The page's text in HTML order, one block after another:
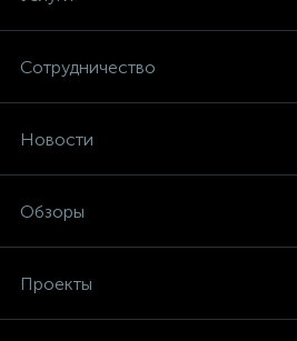
Сотрудничество
Новости
Обзоры
Проекты